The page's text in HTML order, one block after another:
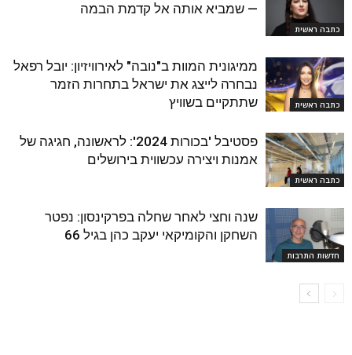
כתבה ראשית
— שמביא אותה אל קדמת הבמה
כתבה ראשית
ממיגונית המוות ב"נובה" לאירוויזיון: יובל רפאל
נבחרה לייצג את ישראל בתחרות הזמר
שתתקיים בשוויץ
כתבה ראשית
פסטיבל 'בכורות 2024': לראשונה, חגיגה של
אמנות ויצירה עכשווית בירושלים
חדשות התרבות
שנה וחצי לאחר שחלה בפרקינסון: נפטר
השחקן והקומיקאי יעקב כהן בגיל 66